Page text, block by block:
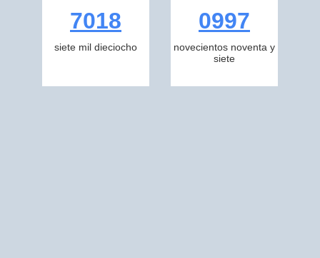
7018
siete mil dieciocho
0997
novecientos noventa y
siete